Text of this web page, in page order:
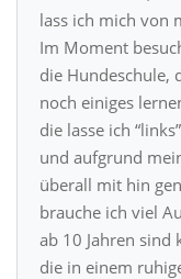
lass ich mich von
Im Moment
die Hundeschule,
noch einiges
die lasse ich
und aufgrund
überall mit hin
brauche ich viel
ab 10 Jahren sind
die in einem